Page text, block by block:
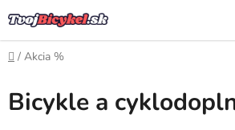
na
obsah
Domov
/ Akcia %
Bicykle a